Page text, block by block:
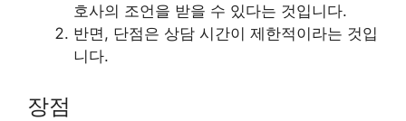
호사의 조언을 받을 수 있다는 것입니다.
반면, 단점은 상담 시간이 제한적이라는 것입
니다.
장점